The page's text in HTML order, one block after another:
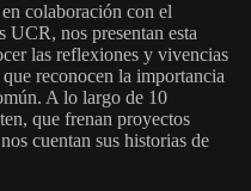
colaboración con el
UCR, nos presentan esta
las reflexiones y vivencias
reconocen la importancia
A lo largo de 10
que frenan proyectos
cuentan sus historias de